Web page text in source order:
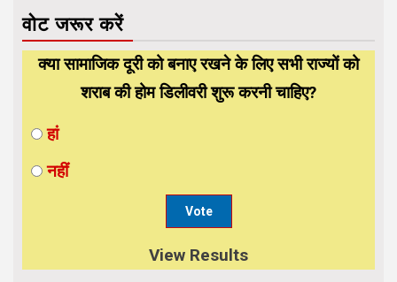
वोट जरूर करें
क्या सामाजिक दूरी को बनाए रखने के लिए सभी राज्यों को
शराब की होम डिलीवरी शुरू करनी चाहिए?
हां
नहीं
View Results